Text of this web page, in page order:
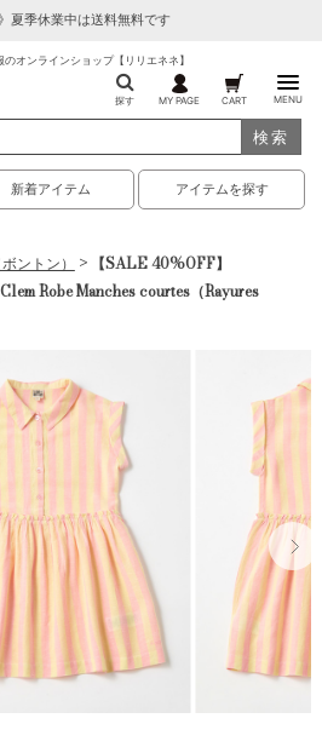
夏季休業中は送料無料です
オンラインショップ【リリエネネ】
探す MY PAGE CART MENU
検索
新着アイテム アイテムを探す
ントン） > 【SALE 40%OFF】
Robe Manches courtes（Rayures